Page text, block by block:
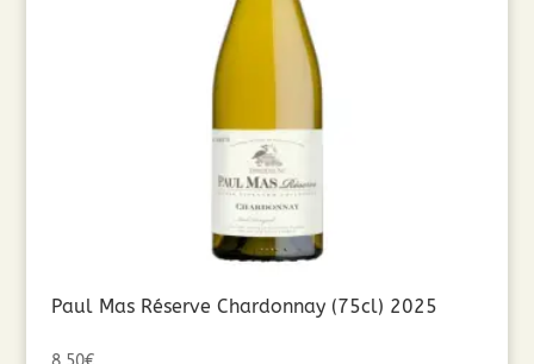
Paul Mas Réserve Chardonnay (75cl) 2025